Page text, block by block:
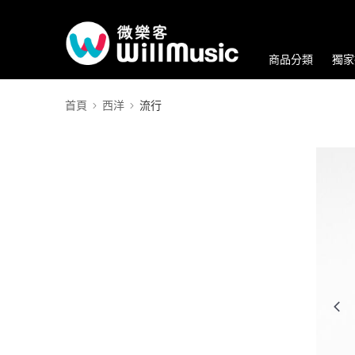
商品分類 獨
首頁 西洋 流行